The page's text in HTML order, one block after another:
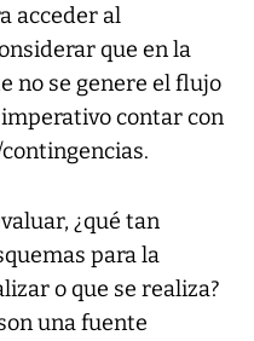
acceder al
que en la
no se genere el flujo
contar con
¿qué tan
para la
o que se realiza?
una fuente